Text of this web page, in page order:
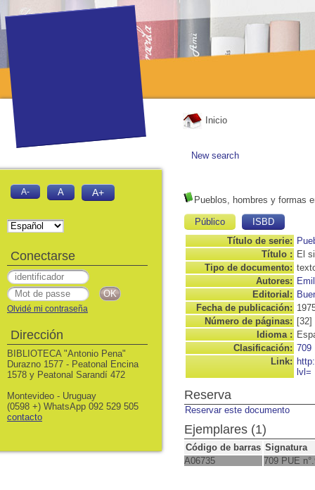
Inicio
New search
Pueblos, hombres y formas
Público
ISBD
Título de serie:
Título : El
Tipo de documento:
Autores:
Editorial:
Fecha de publicación:
Número de páginas: [32]
Idioma :
Clasificación: 709
Link:
lvl=
Reserva
Reservar este documento
Ejemplares (1)
Código de barras Signatura
A06735
709 PUE
A- A A+
Conectarse
Olvidé mi contraseña
Dirección
BIBLIOTECA "Antonio Pena"
Durazno 1577 - Peatonal Encina
1578 y Peatonal Sarandí 472
Montevideo - Uruguay
(0598 +) WhatsApp 092 529 505
contacto